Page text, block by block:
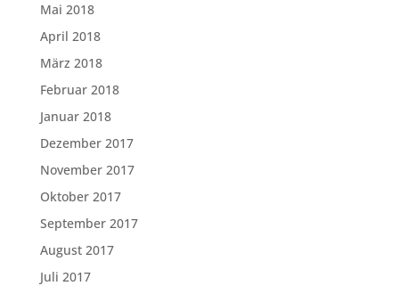
Mai 2018
April 2018
März 2018
Februar 2018
Januar 2018
Dezember 2017
November 2017
Oktober 2017
September 2017
August 2017
Juli 2017